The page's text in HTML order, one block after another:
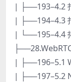
| ├──193–4.2
| ├──194–4.3
| └──195–4.4
| ├──196–5.1
| ├──197–5.2